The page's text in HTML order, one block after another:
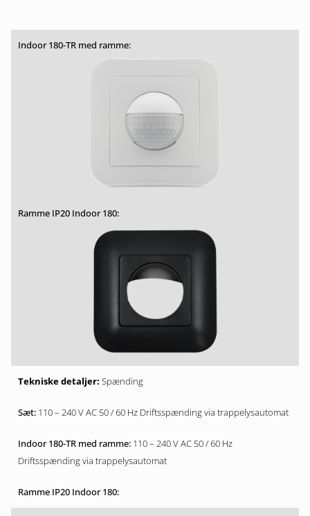
Spænding
110 – 240 V AC 50 / 60 Hz Driftsspænding via trappelysautomat
110 – 240 V AC 50 / 60 Hz
Driftsspænding via trappelysautomat